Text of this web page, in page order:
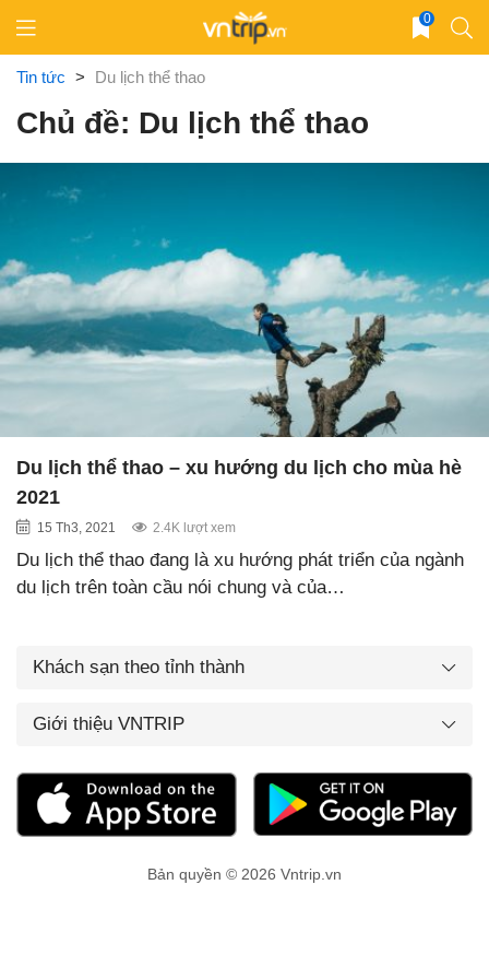
content
0
Tin tức > Du lịch thể thao
Chủ đề: Du lịch thể thao
Du lịch thể thao – xu hướng du lịch cho mùa hè
2021
15 Th3, 2021 2.4K lượt xem
Du lịch thể thao đang là xu hướng phát triển của ngành
du lịch trên toàn cầu nói chung và của…
Khách sạn theo tỉnh thành
Giới thiệu VNTRIP
Bản quyền © 2026 Vntrip.vn